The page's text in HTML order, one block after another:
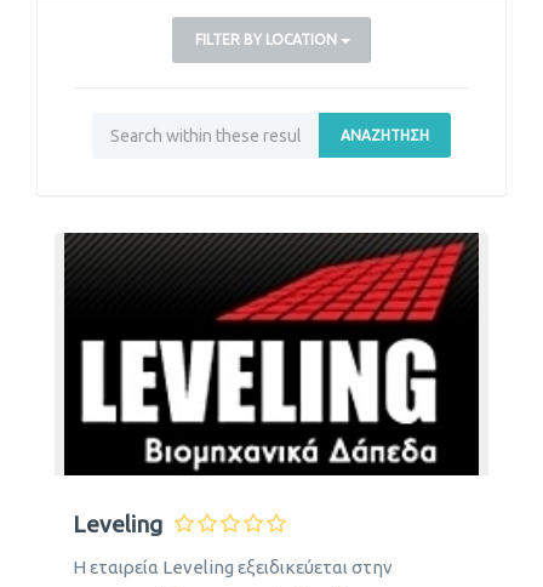
FILTER BY LOCATION
ΑΝΑΖΉΤΗΣΗ
Leveling
Η εταιρεία Leveling εξειδικεύεται στην